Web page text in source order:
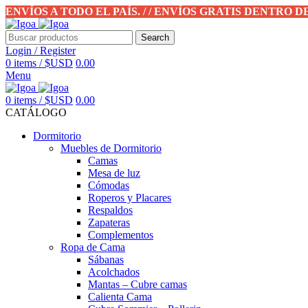
ENVÍOS A TODO EL PAÍS. / / ENVÍOS GRATIS DENTRO
Search
Login / Register
0 items / $USD 0.00
Menu
0 items / $USD 0.00
CATÁLOGO
Dormitorio
Muebles de Dormitorio
Camas
Mesa de luz
Cómodas
Roperos y Placares
Respaldos
Zapateras
Complementos
Ropa de Cama
Sábanas
Acolchados
Mantas – Cubre camas
Calienta Cama